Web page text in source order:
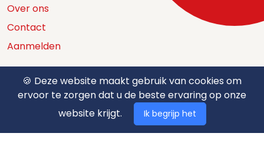
Over ons
Contact
Aanmelden
Catalogus
Nuttige documenten
Privacy policy
🍪 Deze website maakt gebruik van cookies om
ervoor te zorgen dat u de beste ervaring op onze
website krijgt.
Ik begrijp het